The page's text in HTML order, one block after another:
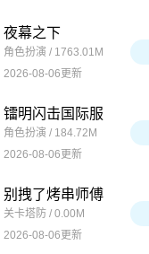
夜幕之下
角色扮演 / 1763.01M
2026-08-06更新
镭明闪击国际服
角色扮演 / 184.72M
2026-08-06更新
别拽了烤串师傅
关卡塔防 / 0.00M
2026-08-06更新